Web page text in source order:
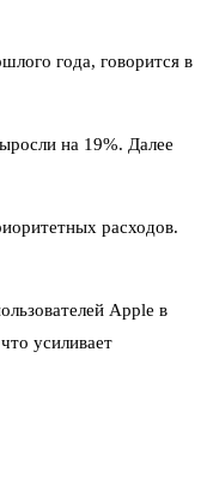
года, говорится в
на 19%. Далее
расходов.
Apple в
усиливает